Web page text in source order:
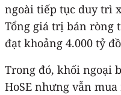
ngoài tiếp tục duy trì
Tổng giá trị bán ròng
đạt khoảng 4.000 tỷ
Trong đó, khối ngoại
HoSE nhưng vẫn